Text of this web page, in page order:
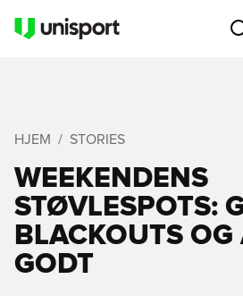
HJEM STORIES
WEEKENDENS
STØVLESPOTS:
BLACKOUTS
GODT